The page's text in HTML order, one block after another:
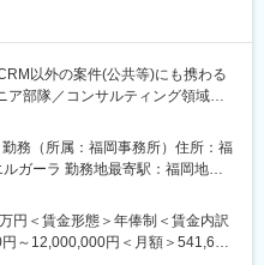
ジェクトの一員として、要件定義
ェクトの実績が豊富にあり、グロ
ェクトを得意としているため、
署で行っているため運用保守→導
軟なキャリア形成が可能です。
以外の案件(公共等)にも携わる
部隊／コンサルティング領域と
、顧客接点領域に特化した課題解
らSlまで一気通貫で担っていま
務（所属：福岡事務所）住所：福
ガーラ 勤務地最寄駅：福岡地下
）住所：東京都/千代田区 受動喫煙
細3＞全国フルリモート勤務（関
煙対策：屋内全面禁煙
円＜賃金形態＞年俸制＜賃金内訳
～12,000,000円＜月額＞541,666